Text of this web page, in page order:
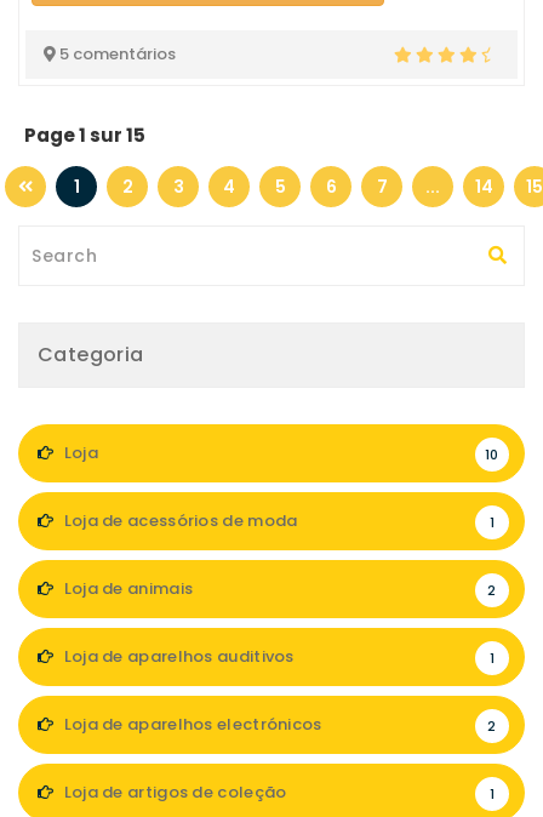
5 comentários
Page 1 sur 15
1 2 3 4 5 6 7 ... 14 15
Categoria
Loja 10
Loja de acessórios de moda 1
Loja de animais 2
Loja de aparelhos auditivos 1
Loja de aparelhos electrónicos 2
Loja de artigos de coleção 1